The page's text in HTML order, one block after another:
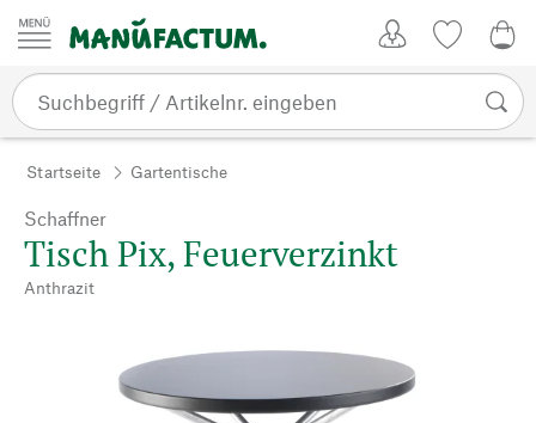
Zum Inhalt springen
Startseite Gartentische
Schaffner
Tisch Pix, Feuerverzinkt
Anthrazit